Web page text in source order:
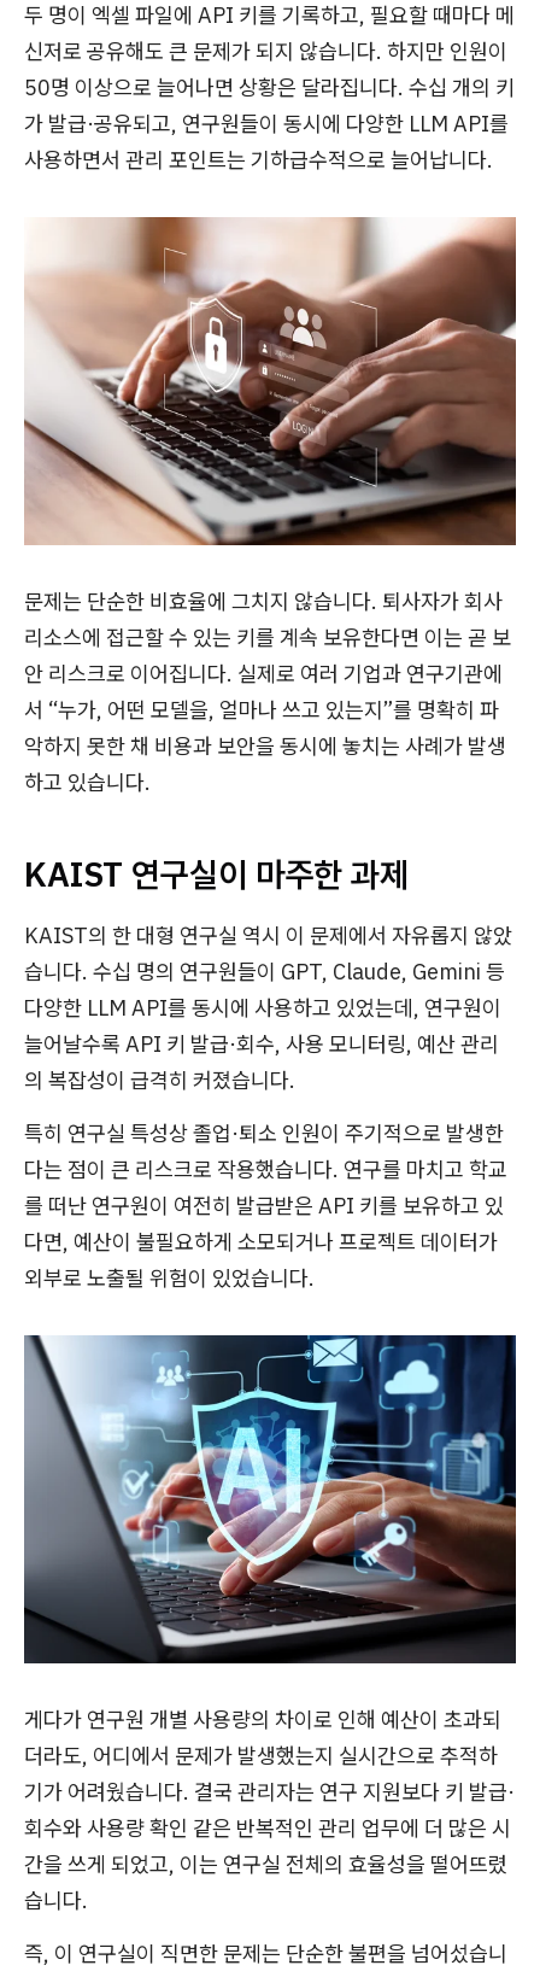
두 명이 엑셀 파일에 API 키를 기록하고, 필요할 때마다 메
신저로 공유해도 큰 문제가 되지 않습니다. 하지만 인원이
50명 이상으로 늘어나면 상황은 달라집니다. 수십 개의 키
가 발급·공유되고, 연구원들이 동시에 다양한 LLM API를
사용하면서 관리 포인트는 기하급수적으로 늘어납니다.
문제는 단순한 비효율에 그치지 않습니다. 퇴사자가 회사
리소스에 접근할 수 있는 키를 계속 보유한다면 이는 곧 보
안 리스크로 이어집니다. 실제로 여러 기업과 연구기관에
서 “누가, 어떤 모델을, 얼마나 쓰고 있는지”를 명확히 파
악하지 못한 채 비용과 보안을 동시에 놓치는 사례가 발생
하고 있습니다.
KAIST 연구실이 마주한 과제
KAIST의 한 대형 연구실 역시 이 문제에서 자유롭지 않았
습니다. 수십 명의 연구원들이 GPT, Claude, Gemini 등
다양한 LLM API를 동시에 사용하고 있었는데, 연구원이
늘어날수록 API 키 발급·회수, 사용 모니터링, 예산 관리
의 복잡성이 급격히 커졌습니다.
특히 연구실 특성상 졸업·퇴소 인원이 주기적으로 발생한
다는 점이 큰 리스크로 작용했습니다. 연구를 마치고 학교
를 떠난 연구원이 여전히 발급받은 API 키를 보유하고 있
다면, 예산이 불필요하게 소모되거나 프로젝트 데이터가
외부로 노출될 위험이 있었습니다.
게다가 연구원 개별 사용량의 차이로 인해 예산이 초과되
더라도, 어디에서 문제가 발생했는지 실시간으로 추적하
기가 어려웠습니다. 결국 관리자는 연구 지원보다 키 발급·
회수와 사용량 확인 같은 반복적인 관리 업무에 더 많은 시
간을 쓰게 되었고, 이는 연구실 전체의 효율성을 떨어뜨렸
습니다.
즉, 이 연구실이 직면한 문제는 단순한 불편을 넘어섰습니